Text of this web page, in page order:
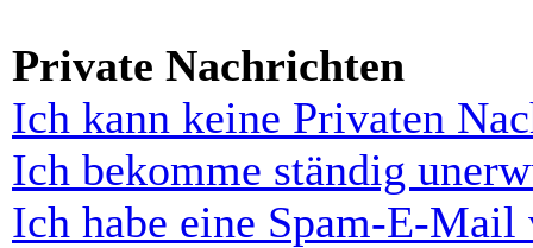
Private Nachrichten
Ich kann keine Privaten
Ich bekomme ständig
Ich habe eine Spam-E-